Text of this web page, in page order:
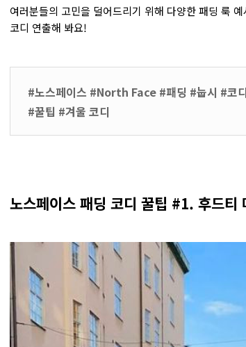
여러분들의 고민을 덜어드리기 위해 다양한 패딩 룩
코디 연출해 봐요!
#노스페이스 #North Face #패딩 #눕시 #코디
#꿀팁 #겨울 코디
노스페이스 패딩 코디 꿀팁 #1. 후드티